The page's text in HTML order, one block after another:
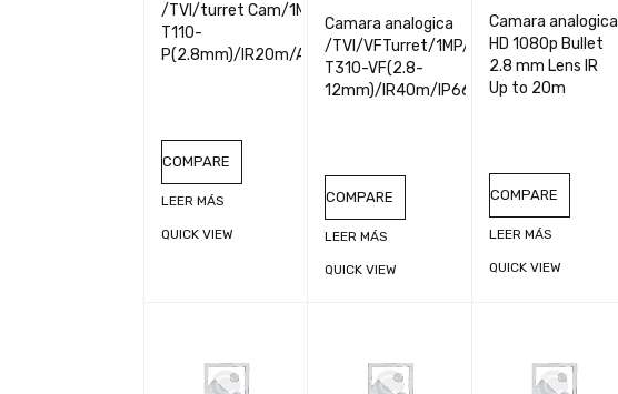
/TVI/turret Cam/1MP/THC-
T110-
P(2.8mm)/IR20m/AHD/Plasti
COMPARE
LEER MÁS
QUICK VIEW
Camara analogica
/TVI/VFTurret/1MP/THC-
T310-VF(2.8-
12mm)/IR40m/IP66
COMPARE
LEER MÁS
QUICK VIEW
Camara analogica
HD 1080p Bullet
2.8 mm Lens IR
Up to 20m
COMPARE
LEER MÁS
QUICK VIEW